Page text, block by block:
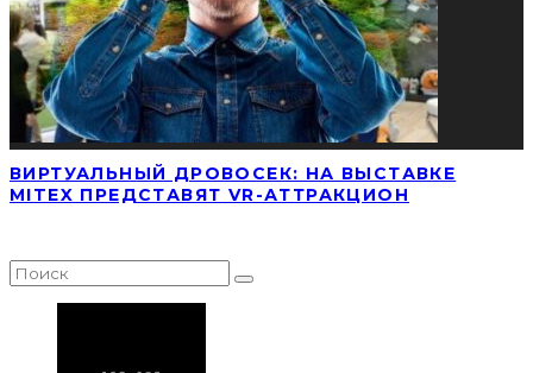
ВИРТУАЛЬНЫЙ ДРОВОСЕК: НА ВЫСТАВКЕ
MITEX ПРЕДСТАВЯТ VR-АТТРАКЦИОН